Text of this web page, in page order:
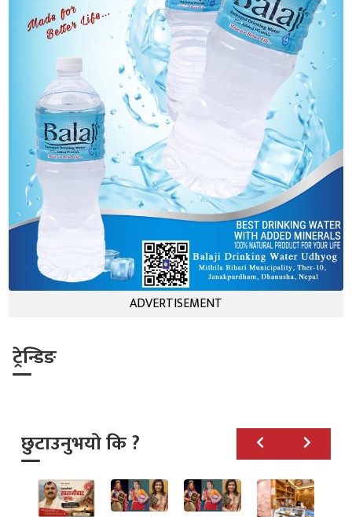
ADVERTISEMENT
ट्रेन्डिङ
छुटाउनुभयो कि ?